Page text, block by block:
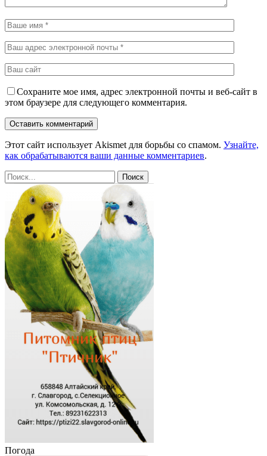
Сохраните мое имя, адрес электронной почты и веб-сайт в
этом браузере для следующего комментария.
Этот сайт использует Akismet для борьбы со спамом. Узнайте,
как обрабатываются ваши данные комментариев.
Погода